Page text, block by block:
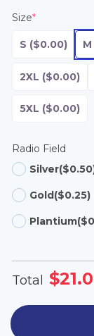
Size*
S ($0.00) M
2XL ($0.00)
5XL ($0.00)
Radio Field
Silver
Gold($0.25)
Plantium
Total $